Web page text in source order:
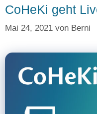
CoHeKi geht
Mai 24, 2021 von Berni